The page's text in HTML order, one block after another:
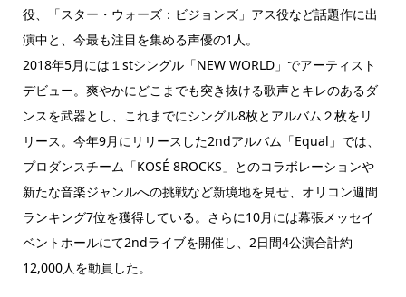
役、「スター・ウォーズ：ビジョンズ」アス役など話題作に出
演中と、今最も注目を集める声優の1人。
2018年5月には１stシングル「NEW WORLD」でアーティスト
デビュー。爽やかにどこまでも突き抜ける歌声とキレのあるダ
ンスを武器とし、これまでにシングル8枚とアルバム２枚をリ
リース。今年9月にリリースした2ndアルバム「Equal」では、
プロダンスチーム「KOSÉ 8ROCKS」とのコラボレーションや
新たな音楽ジャンルへの挑戦など新境地を見せ、オリコン週間
ランキング7位を獲得している。さらに10月には幕張メッセイ
ベントホールにて2ndライブを開催し、2日間4公演合計約
12,000人を動員した。